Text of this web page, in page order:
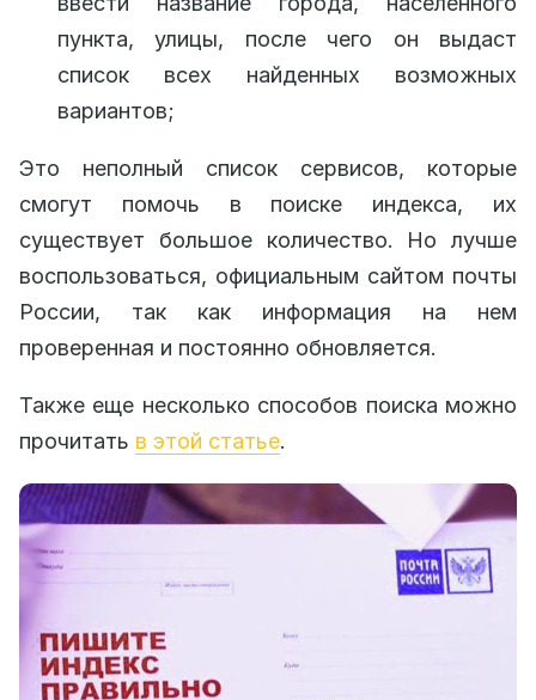
пункта, улицы, после чего он выдаст
список всех найденных возможных
вариантов;
Это неполный список сервисов, которые
смогут помочь в поиске индекса, их
существует большое количество. Но лучше
воспользоваться, официальным сайтом почты
России, так как информация на нем
проверенная и постоянно обновляется.
Также еще несколько способов поиска можно
прочитать в этой статье.